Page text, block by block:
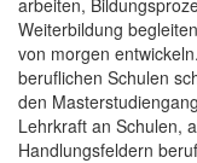
Weiterbildung
von morgen
beruflichen Schulen
den
Lehrkraft an Schulen,
Handlungsfeldern